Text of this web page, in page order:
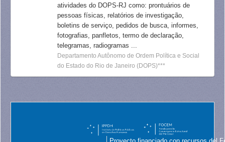
atividades do DOPS-RJ como: prontuários de
pessoas físicas, relatórios de investigação,
boletins de serviço, pedidos de busca, informes,
fotografias, panfletos, termo de declaração,
telegramas, radiogramas ...
Departamento Autônomo de Ordem Política e Social
do Estado do Rio de Janeiro (DOPS)***